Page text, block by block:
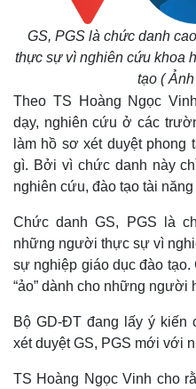
GS, PGS là chức danh
thực sự vì nghiên cứu khoa
tạo (
Theo TS Hoàng Ngọc
dạy, nghiên cứu ở các
làm hồ sơ xét duyệt phong
gì. Bởi vì chức danh này
nghiên cứu, đào tạo tài
Chức danh GS, PGS là
những người thực sự vì
sự nghiệp giáo dục đào
“ảo” dành cho những người
Bộ GD-ĐT đang lấy ý kiến
xét duyệt GS, PGS mới với
TS Hoàng Ngọc Vinh cho